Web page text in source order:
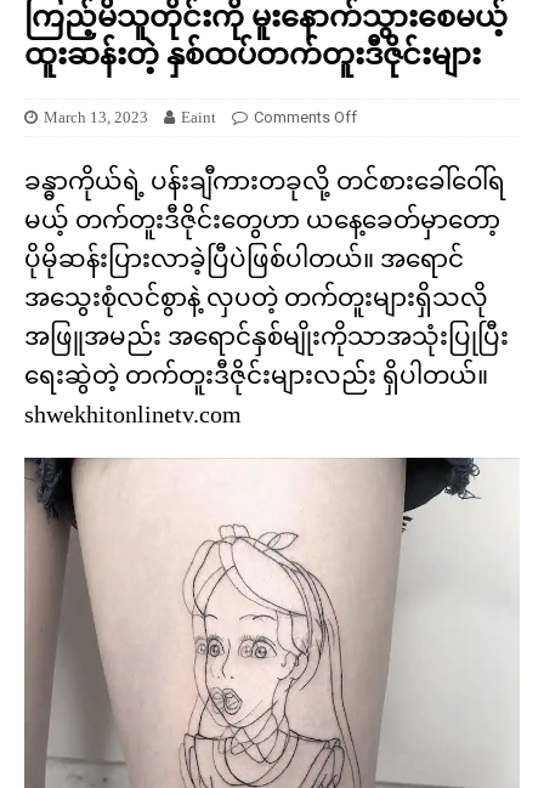
ကြည့်မိသူတိုင်းကို မူးနောက်သွားစေမယ့်
ထူးဆန်းတဲ့ နှစ်ထပ်တက်တူးဒီဇိုင်းများ
March 13, 2023 Eaint Comments Off
ခန္ဓာကိုယ်ရဲ့ ပန်းချီကားတခုလို့ တင်စားခေါ်ဝေါ်ရ
မယ့် တက်တူးဒီဇိုင်းတွေဟာ ယနေ့ခေတ်မှာတော့
ပိုမိုဆန်းပြားလာခဲ့ပြီပဲဖြစ်ပါတယ်။ အရောင်
အသွေးစုံလင်စွာနဲ့ လှပတဲ့ တက်တူးများရှိသလို
အဖြူအမည်း အရောင်နှစ်မျိုးကိုသာအသုံးပြုပြီး
ရေးဆွဲတဲ့ တက်တူးဒီဇိုင်းများလည်း ရှိပါတယ်။
shwekhitonlinetv.com